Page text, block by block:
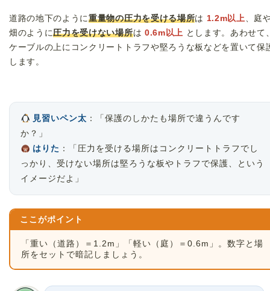
道路の地下のように重量物の圧力を受ける場所は 1.2m以上、庭
畑のように圧力を受けない場所は 0.6m以上 とします。あわせて
ケーブルの上にコンクリートトラフや堅ろうな板などを置いて保
します。
見習いペン太 ：「保護のしかたも場所で違うんです
か？」
はりた ：「圧力を受ける場所はコンクリートトラフでし
っかり、受けない場所は堅ろうな板やトラフで保護、という
イメージだよ」
ここがポイント
「重い（道路）＝1.2m」「軽い（庭）＝0.6m」。数字と場
所をセットで暗記しましょう。